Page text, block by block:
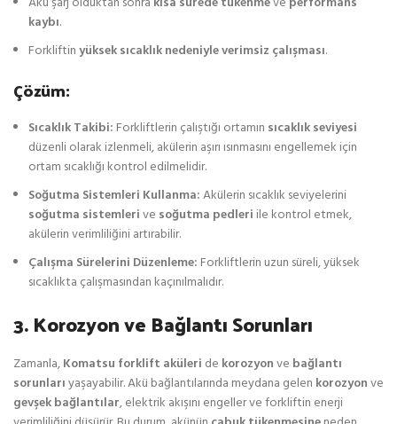
kaybı.
Forkliftinyüksek sıcaklık nedeniyle verimsiz çalışması.
Çözüm:
Sıcaklık Takibi: Forkliftlerin çalıştığı ortamın sıcaklık seviyesi
düzenli olarak izlenmeli, akülerin aşırı ısınmasını engellemek için
ortam sıcaklığı kontrol edilmelidir.
Soğutma Sistemleri Kullanma:Akülerin sıcaklık seviyelerini
soğutma sistemlerive soğutma pedleri ile kontrol etmek,
akülerin verimliliğini artırabilir.
Çalışma Sürelerini Düzenleme: Forkliftlerin uzun süreli, yüksek
sıcaklıkta çalışmasından kaçınılmalıdır.
3. Korozyon ve Bağlantı Sorunları
Zamanla,Komatsu forklift aküleri de korozyonve bağlantı
sorunlarıyaşayabilir. Akü bağlantılarında meydana gelen korozyonve
gevşek bağlantılar, elektrik akışını engeller ve forkliftin enerji